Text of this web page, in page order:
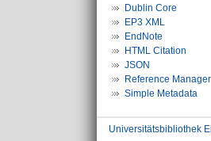
Dublin Core
EP3 XML
EndNote
HTML Citation
JSON
Reference Manager
Simple Metadata
Universitätsbibliothek